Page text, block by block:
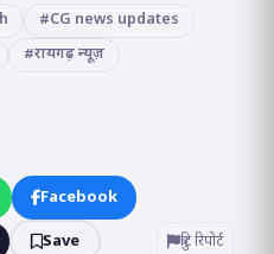
#CG news updates
#रायगढ़ न्यूज़
Facebook
Save त्रुटि रिपोर्ट